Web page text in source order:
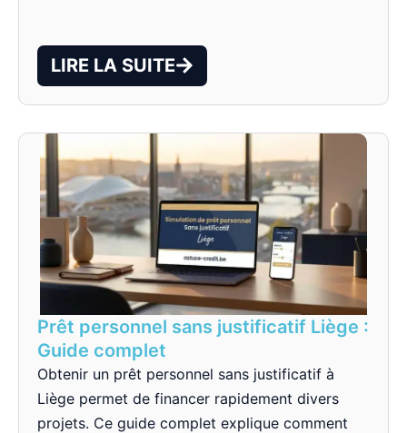
LIRE LA SUITE
Prêt personnel sans justificatif Liège :
Guide complet
Obtenir un prêt personnel sans justificatif à
Liège permet de financer rapidement divers
projets. Ce guide complet explique comment